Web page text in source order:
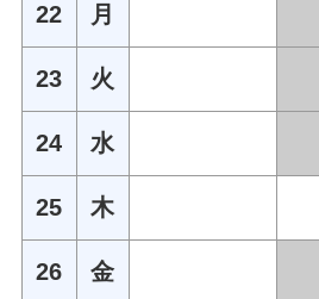
22 月
23 火
24 水
25 木
26 金